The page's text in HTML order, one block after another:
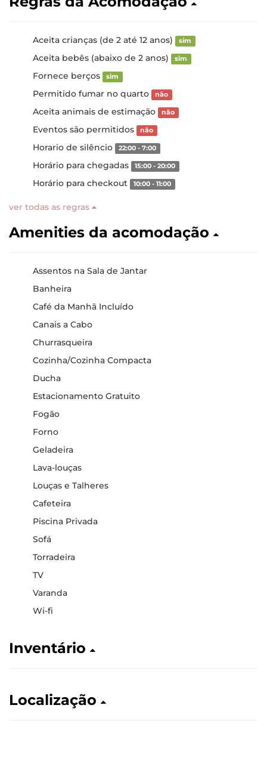
Aceita crianças (de 2 até 12 anos) sim
Aceita bebês (abaixo de 2 anos) sim
Fornece berços sim
Permitido fumar no quarto não
Aceita animais de estimação não
Eventos são permitidos não
Horario de silêncio 22:00 - 7:00
Horário para chegadas 15:00 - 20:00
Horário para checkout 10:00 - 11:00
ver todas as regras
Amenities da acomodação
Assentos na Sala de Jantar
Banheira
Café da Manhã Incluído
Canais a Cabo
Churrasqueira
Cozinha/Cozinha Compacta
Ducha
Estacionamento Gratuito
Fogão
Forno
Geladeira
Lava-louças
Louças e Talheres
Cafeteira
Piscina Privada
Sofá
Torradeira
TV
Varanda
Wi-fi
Inventário
Localização